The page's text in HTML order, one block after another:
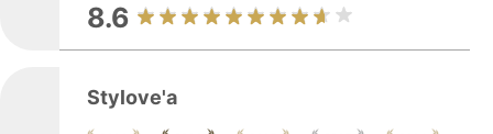
8.6
Stylove'a